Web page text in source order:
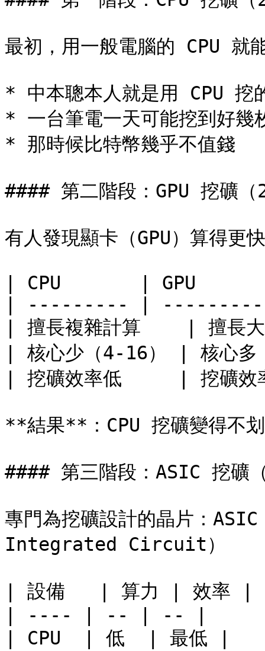
最初，用一般電腦的 CPU 就
* 中本聰本人就是用 CPU 挖
* 一台筆電一天可能挖到好幾
* 那時候比特幣幾乎不值錢
#### 第二階段：GPU 挖礦
有人發現顯卡（GPU）算得更
| CPU       | GPU
| --------- |
| 擅長複雜計算    | 擅長
| 核心少（4-16） | 核心
| 挖礦效率低     | 挖礦效
**結果**：CPU 挖礦變得不
#### 第三階段：ASIC 挖礦
專門為挖礦設計的晶片：
Integrated Circuit）
| 設備   | 算力 | 效率 |
| ---- | -- | -- |
| CPU  | 低  | 最低 |